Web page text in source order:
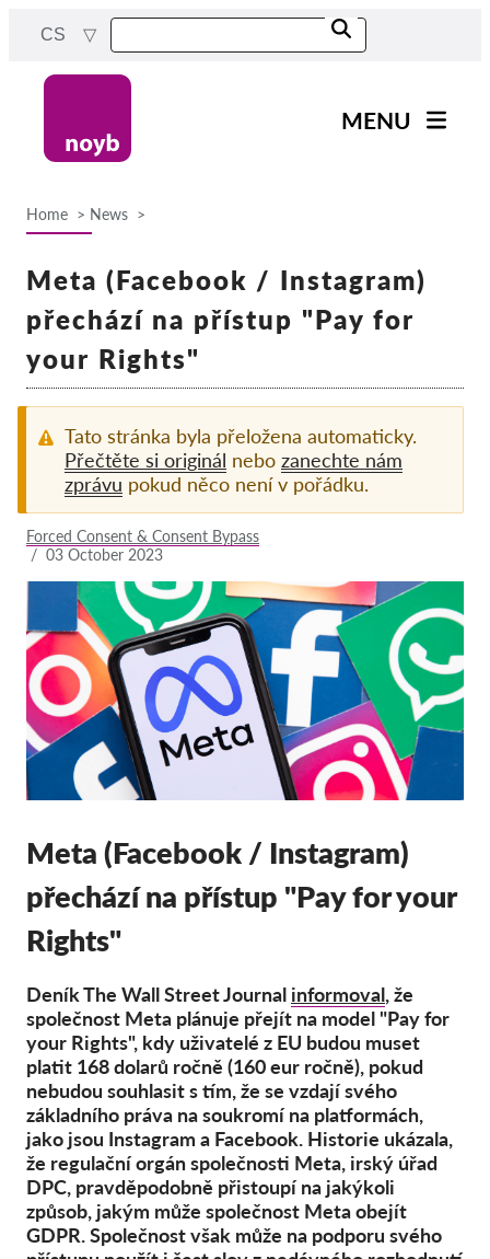
content
CS
MENU
Projekty
orgánů
Rozhodnutí pro jednotlivé
Exercise your rights!
Pordporte nás!
Příspěvky
Sponzorství
Daňová uznatelnost
Přihlášení člena
Otázky a odpovědi
Hromadná žaloba
OnionShare
Média
Kontakt
GDPRhub
Home News
Meta (Facebook / Instagram)
přechází na přístup "Pay for
your Rights"
Tato stránka byla přeložena automaticky.
Přečtěte si originál nebo zanechte nám
zprávu pokud něco není v pořádku.
Forced Consent & Consent Bypass
/ 03 October 2023
Meta (Facebook / Instagram)
přechází na přístup "Pay for your
Rights"
Deník The Wall Street Journal informoval, že
společnost Meta plánuje přejít na model "Pay for
your Rights", kdy uživatelé z EU budou muset
platit 168 dolarů ročně (160 eur ročně), pokud
nebudou souhlasit s tím, že se vzdají svého
základního práva na soukromí na platformách,
jako jsou Instagram a Facebook. Historie ukázala,
že regulační orgán společnosti Meta, irský úřad
DPC, pravděpodobně přistoupí na jakýkoli
způsob, jakým může společnost Meta obejít
GDPR. Společnost však může na podporu svého